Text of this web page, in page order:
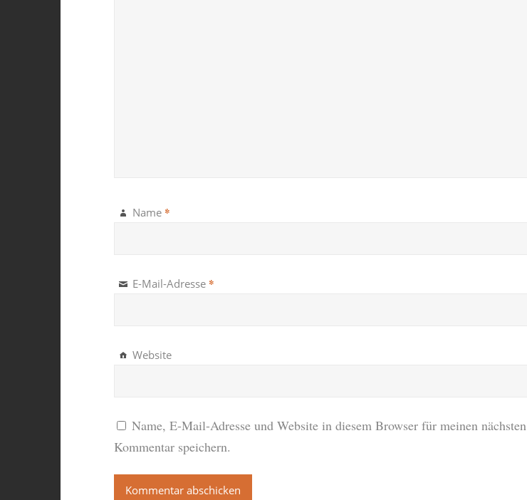
Name *
E-Mail-Adresse *
Website
Name, E-Mail-Adresse und Website in diesem Browser für meinen nächsten
Kommentar speichern.